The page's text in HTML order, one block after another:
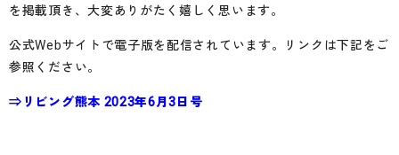
を掲載頂き、大変ありがたく嬉しく思います。
公式Webサイトで電子版を配信されています。リンクは下記をご
参照ください。
⇒リビング熊本 2023年6月3日号